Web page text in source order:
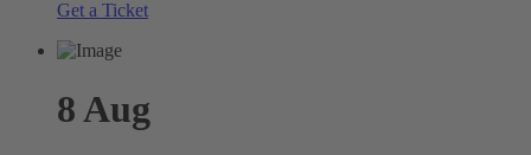
Get a Ticket
8 Aug